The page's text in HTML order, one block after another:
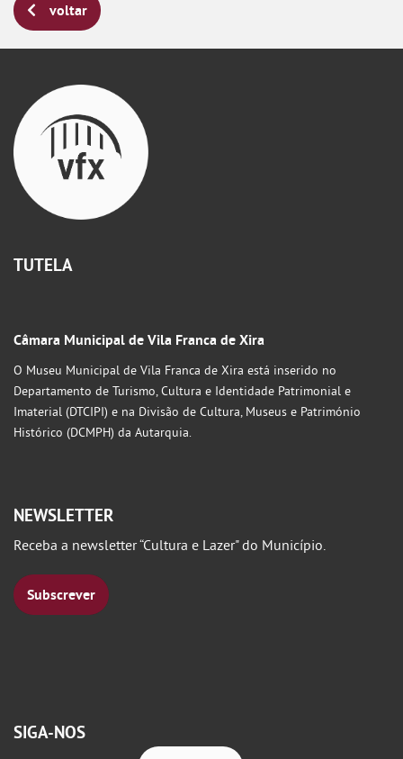
voltar
TUTELA
Câmara Municipal de Vila Franca de Xira
O Museu Municipal de Vila Franca de Xira está inserido no
Departamento de Turismo, Cultura e Identidade Patrimonial e
Imaterial (DTCIPI) e na Divisão de Cultura, Museus e Património
Histórico (DCMPH) da Autarquia.
NEWSLETTER
Receba a newsletter “Cultura e Lazer" do Município.
Subscrever
SIGA-NOS